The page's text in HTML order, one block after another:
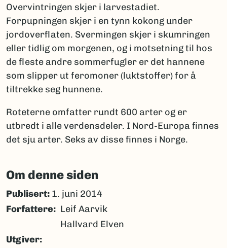
Overvintringen skjer i larvestadiet.
Forpupningen skjer i en tynn kokong under
jordoverflaten. Svermingen skjer i skumringen
eller tidlig om morgenen, og i motsetning til hos
de fleste andre sommerfugler er det hannene
som slipper ut feromoner (luktstoffer) for å
tiltrekke seg hunnene.
Roteterne omfatter rundt 600 arter og er
utbredt i alle verdensdeler. I Nord-Europa finnes
det sju arter. Seks av disse finnes i Norge.
Om denne siden
Publisert: 1. juni 2014
Forfattere
Leif Aarvik
Hallvard Elven
Utgiver